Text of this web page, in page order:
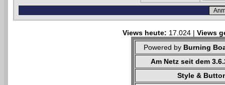
Views heute: 17.024 | Views
Powered by Burning
Am Netz seit dem
Style &